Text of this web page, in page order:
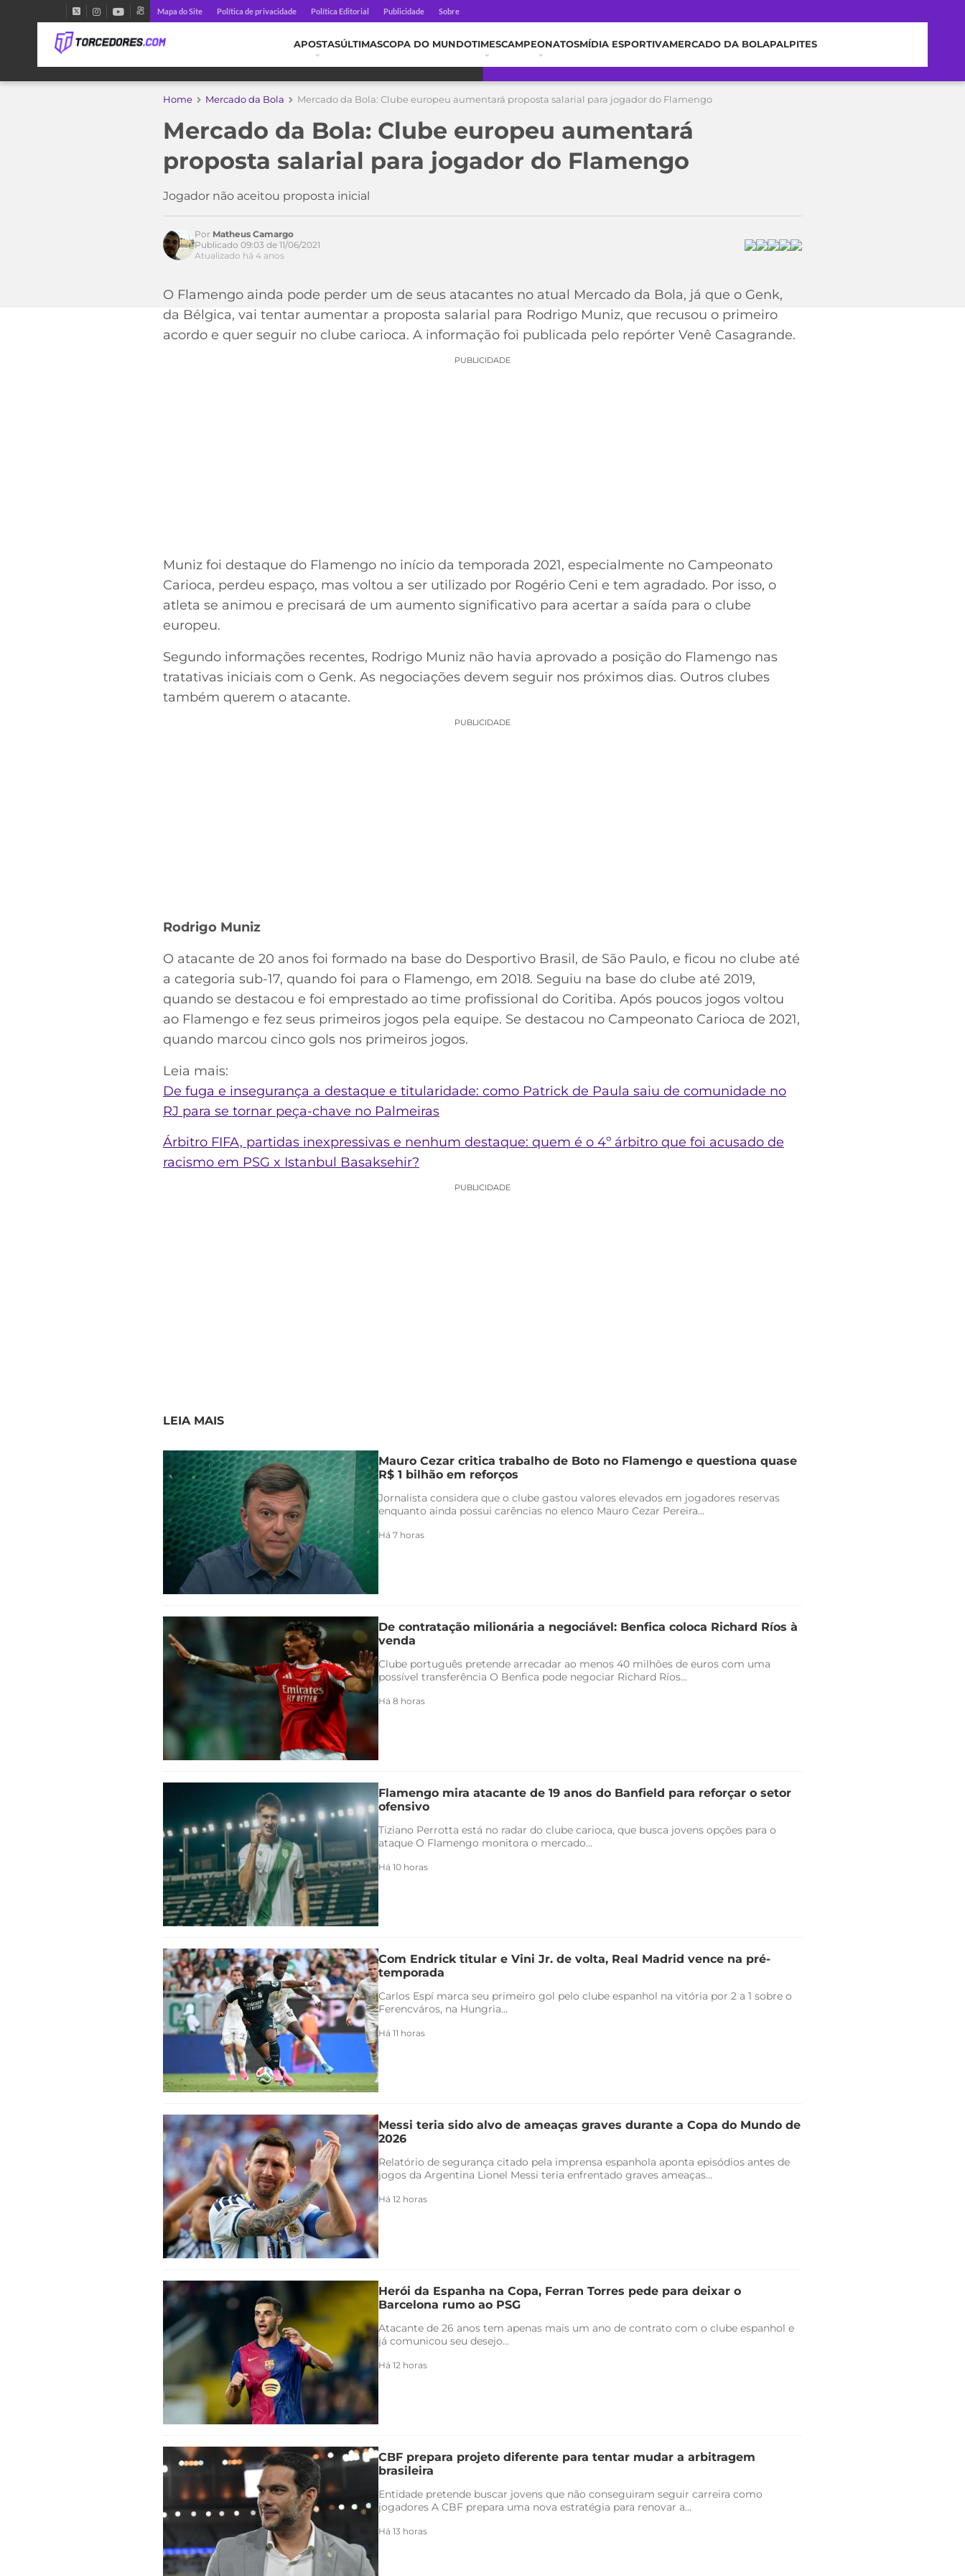
Mapa do Site Política de privacidade Política Editorial Publicidade Sobre
APOSTASÚLTIMASCOPA DO MUNDOTIMESCAMPEONATOSMÍDIA ESPORTIVAMERCADO DA BOLAPALPITES
Home Mercado da Bola Mercado da Bola: Clube europeu aumentará proposta salarial para jogador do Flamengo
Mercado da Bola: Clube europeu aumentará
proposta salarial para jogador do Flamengo
Jogador não aceitou proposta inicial
Acesse o perfil do autor
Por Matheus Camargo
Publicado 09:03 de 11/06/2021
Atualizado há 4 anos
O Flamengo ainda pode perder um de seus atacantes no atual Mercado da Bola, já que o Genk,
da Bélgica, vai tentar aumentar a proposta salarial para Rodrigo Muniz, que recusou o primeiro
acordo e quer seguir no clube carioca. A informação foi publicada pelo repórter Venê Casagrande.
PUBLICIDADE
Muniz foi destaque do Flamengo no início da temporada 2021, especialmente no Campeonato
Carioca, perdeu espaço, mas voltou a ser utilizado por Rogério Ceni e tem agradado. Por isso, o
atleta se animou e precisará de um aumento significativo para acertar a saída para o clube
europeu.
Segundo informações recentes, Rodrigo Muniz não havia aprovado a posição do Flamengo nas
tratativas iniciais com o Genk. As negociações devem seguir nos próximos dias. Outros clubes
também querem o atacante.
PUBLICIDADE
Rodrigo Muniz
O atacante de 20 anos foi formado na base do Desportivo Brasil, de São Paulo, e ficou no clube até
a categoria sub-17, quando foi para o Flamengo, em 2018. Seguiu na base do clube até 2019,
quando se destacou e foi emprestado ao time profissional do Coritiba. Após poucos jogos voltou
ao Flamengo e fez seus primeiros jogos pela equipe. Se destacou no Campeonato Carioca de 2021,
quando marcou cinco gols nos primeiros jogos.
Leia mais:
De fuga e insegurança a destaque e titularidade: como Patrick de Paula saiu de comunidade no
RJ para se tornar peça-chave no Palmeiras
Árbitro FIFA, partidas inexpressivas e nenhum destaque: quem é o 4º árbitro que foi acusado de
racismo em PSG x Istanbul Basaksehir?
PUBLICIDADE
LEIA MAIS
Mauro Cezar critica trabalho de Boto no Flamengo e questiona quase
R$ 1 bilhão em reforços
Jornalista considera que o clube gastou valores elevados em jogadores reservas
enquanto ainda possui carências no elenco Mauro Cezar Pereira...
Há 7 horas
De contratação milionária a negociável: Benfica coloca Richard Ríos à
venda
Clube português pretende arrecadar ao menos 40 milhões de euros com uma
possível transferência O Benfica pode negociar Richard Ríos...
Há 8 horas
Flamengo mira atacante de 19 anos do Banfield para reforçar o setor
ofensivo
Tiziano Perrotta está no radar do clube carioca, que busca jovens opções para o
ataque O Flamengo monitora o mercado...
Há 10 horas
Com Endrick titular e Vini Jr. de volta, Real Madrid vence na pré-
temporada
Carlos Espí marca seu primeiro gol pelo clube espanhol na vitória por 2 a 1 sobre o
Ferencváros, na Hungria...
Há 11 horas
Messi teria sido alvo de ameaças graves durante a Copa do Mundo de
2026
Relatório de segurança citado pela imprensa espanhola aponta episódios antes de
jogos da Argentina Lionel Messi teria enfrentado graves ameaças...
Há 12 horas
Herói da Espanha na Copa, Ferran Torres pede para deixar o
Barcelona rumo ao PSG
Atacante de 26 anos tem apenas mais um ano de contrato com o clube espanhol e
já comunicou seu desejo...
Há 12 horas
CBF prepara projeto diferente para tentar mudar a arbitragem
brasileira
Entidade pretende buscar jovens que não conseguiram seguir carreira como
jogadores A CBF prepara uma nova estratégia para renovar a...
Há 13 horas